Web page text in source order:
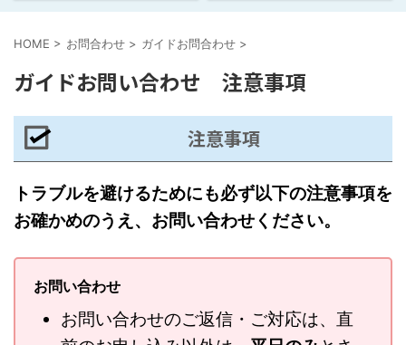
HOME > お問合わせ > ガイドお問合わせ >
ガイドお問い合わせ 注意事項
注意事項
トラブルを避けるためにも必ず以下の注意事項を
お確かめのうえ、お問い合わせください。
お問い合わせ
お問い合わせのご返信・ご対応は、直